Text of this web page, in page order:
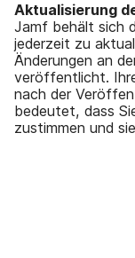
Aktualisierung
Jamf behält sich
jederzeit zu
Änderungen an
veröffentlicht.
nach der
bedeutet, dass
zustimmen und